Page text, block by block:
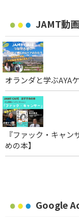
JAMT動画
オランダと学ぶAYA
『ファック・キャ
めの本】
Google